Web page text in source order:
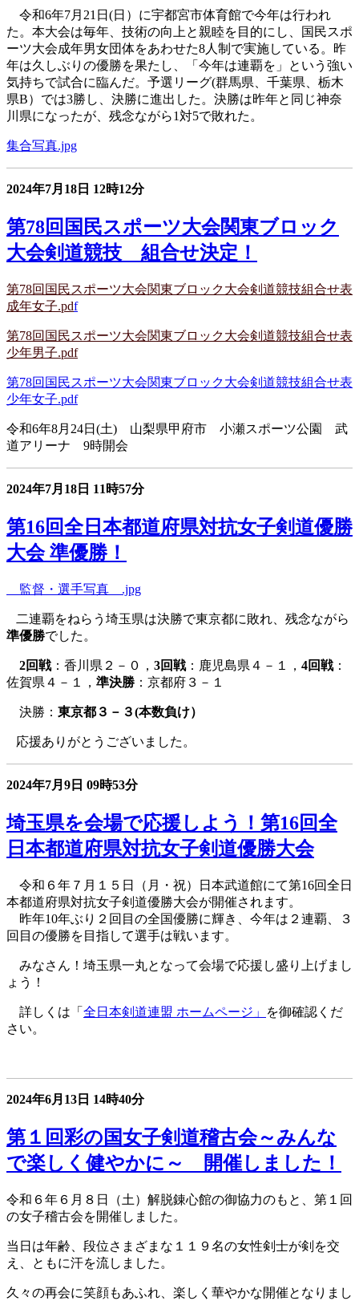
令和6年7月21日(日）に宇都宮市体育館で今年は行われ
た。本大会は毎年、技術の向上と親睦を目的にし、国民スポ
ーツ大会成年男女団体をあわせた8人制で実施している。昨
年は久しぶりの優勝を果たし、「今年は連覇を」という強い
気持ちで試合に臨んだ。予選リーグ(群馬県、千葉県、栃木
県B）では3勝し、決勝に進出した。決勝は昨年と同じ神奈
川県になったが、残念ながら1対5で敗れた。
集合写真.jpg
2024年7月18日 12時12分
第78回国民スポーツ大会関東ブロック
大会剣道競技 組合せ決定！
第78回国民スポーツ大会関東ブロック大会剣道競技組合せ表
成年女子.pdf
第78回国民スポーツ大会関東ブロック大会剣道競技組合せ表
少年男子.pdf
第78回国民スポーツ大会関東ブロック大会剣道競技組合せ表
少年女子.pdf
令和6年8月24日(土) 山梨県甲府市 小瀬スポーツ公園 武
道アリーナ 9時開会
2024年7月18日 11時57分
第16回全日本都道府県対抗女子剣道優勝
大会 準優勝！
監督・選手写真 .jpg
二連覇をねらう埼玉県は決勝で東京都に敗れ、残念ながら
準優勝でした。
2回戦：香川県２－０， 3回戦：鹿児島県４－１， 4回戦：
佐賀県４－１， 準決勝 ：京都府３－１
決勝： 東京都３－３(本数負け）
応援ありがとうございました。
2024年7月9日 09時53分
埼玉県を会場で応援しよう！第16回全
日本都道府県対抗女子剣道優勝大会
令和６年７月１５日（月・祝）日本武道館にて第16回全日
本都道府県対抗女子剣道優勝大会が開催されます。
昨年10年ぶり２回目の全国優勝に輝き、今年は２連覇、３
回目の優勝を目指して選手は戦います。
みなさん！埼玉県一丸となって会場で応援し盛り上げまし
ょう！
詳しくは「 全日本剣道連盟 ホームページ」
を御確認くだ
さい。
2024年6月13日 14時40分
第１回彩の国女子剣道稽古会～みんな
で楽しく健やかに～ 開催しました！
令和６年６月８日（土）解脱錬心館の御協力のもと、第１回
の女子稽古会を開催しました。
当日は年齢、段位さまざまな１１９名の女性剣士が剣を交
え、ともに汗を流しました。
久々の再会に笑顔もあふれ、楽しく華やかな開催となりまし